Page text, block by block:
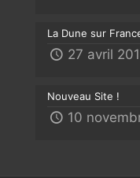
La Dune sur
27 avril
Nouveau Site !
10